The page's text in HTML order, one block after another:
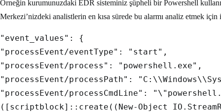
Örneğin kurumunuzdaki EDR sisteminiz şüpheli bir Powershell
Merkezi’nizdeki analistlerin en kısa sürede bu alarmı analiz etmek
"event_values": {
"processEvent/eventType": "start",
"processEvent/process": "powershell.exe",
"processEvent/processPath":
"processEvent/processCmdLine":
([scriptblock]::create((New-Object